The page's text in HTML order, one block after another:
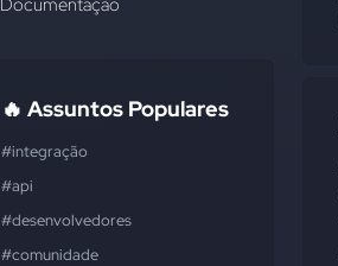
Documentação
🔥 Assuntos Populares
#integração
#api
#desenvolvedores
#comunidade